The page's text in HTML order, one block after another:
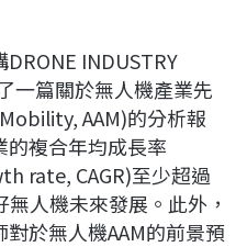
INDUSTRY
一篇關於無人機產業先
AAM)的分析報
的複合年均成長率
rate, CAGR)至少超過
人機未來發展。此外，
於無人機AAM的前景預